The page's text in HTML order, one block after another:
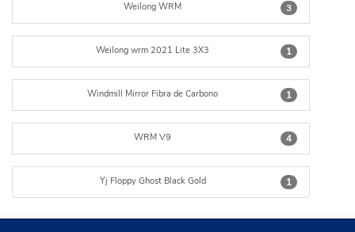
3
Weilong WRM
1
Weilong wrm 2021 Lite 3X3
1
Windmill Mirror Fibra de Carbono
4
WRM V9
1
Yj Floppy Ghost Black Gold